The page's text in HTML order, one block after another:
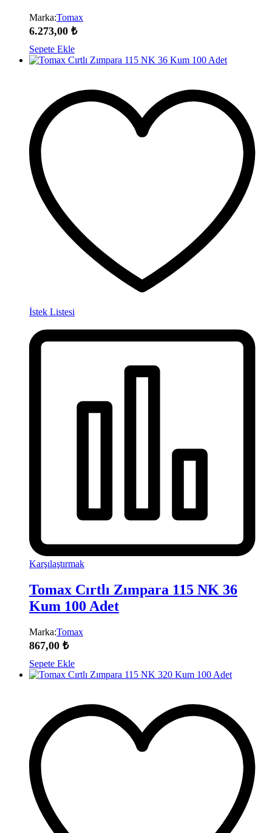
Marka:Tomax
6.273,00 ₺
Sepete Ekle
İstek Listesi
Karşılaştırmak
Tomax Cırtlı Zımpara 115 NK 36
Kum 100 Adet
Marka:Tomax
867,00 ₺
Sepete Ekle